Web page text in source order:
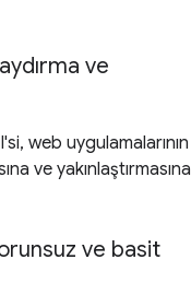
ve
web uygulamalarının
ve yakınlaştırmasına
ve basit